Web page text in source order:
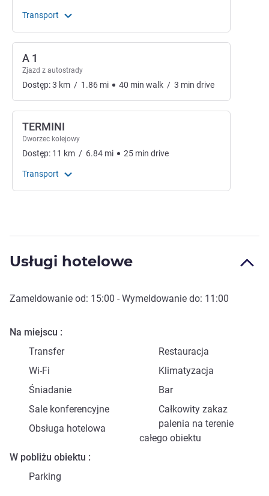
Transport
A 1
Zjazd z autostrady
Dostęp:3 km / 1.86 mi 40 min walk / 3 min drive
TERMINI
Dworzec kolejowy
Dostęp: 11 km / 6.84 mi 25 min drive
Transport
Usługi hotelowe
Zameldowanie od: 15:00 - Wymeldowanie do: 11:00
Na miejscu
Transfer
Restauracja
Wi-Fi
Klimatyzacja
Śniadanie
Bar
Sale konferencyjne
Całkowity zakaz
palenia na terenie
całego obiektu
Obsługa hotelowa
W pobliżu obiektu
Parking